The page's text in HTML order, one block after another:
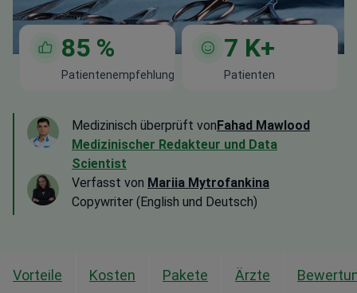
85 %
Patientenempfehlung
7 K+
Patienten
Medizinisch überprüft vonFahad Mawlood
Medizinischer Redakteur und Data
Scientist
Verfasst von Mariia Mytrofankina
Copywriter (English und Deutsch)
Vorteile Kosten Pakete Ärzte